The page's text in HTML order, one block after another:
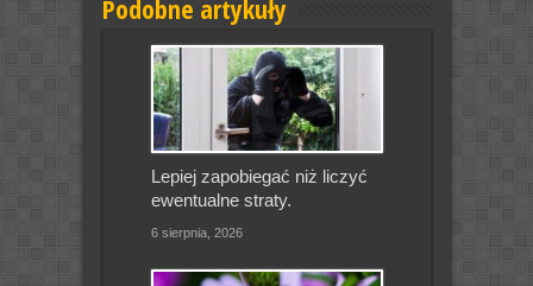
Podobne artykuły
Lepiej zapobiegać niż liczyć
ewentualne straty.
6 sierpnia, 2026